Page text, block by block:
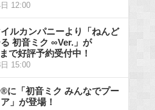
12:00
ルカンパニーより「ねんど
初音ミク ∞Ver.」が
で好評予約受付中！
15:00
に「初音ミク みんなでプー
」が登場！